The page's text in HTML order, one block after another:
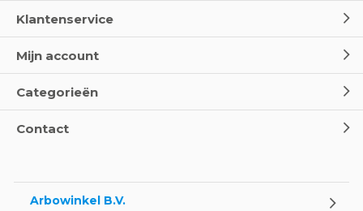
Oogspoel flessen en
Klantenservice
Mijn account
Categorieën
Contact
Arbowinkel B.V.